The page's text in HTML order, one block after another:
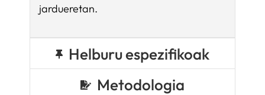
jardueretan.
Helburu espezifikoak
Metodologia